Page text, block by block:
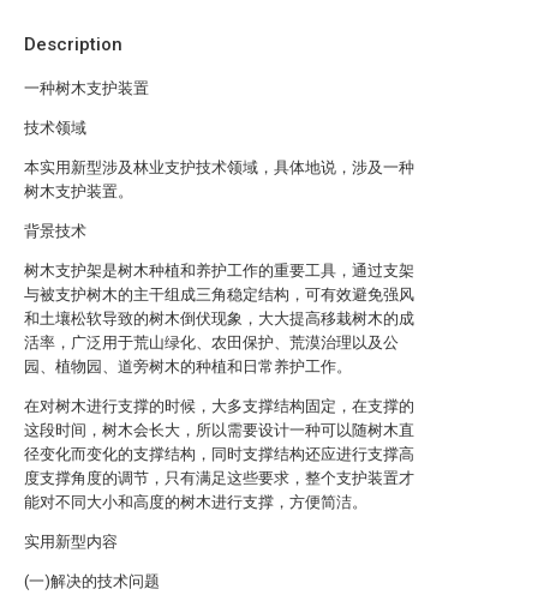
Description
一种树木支护装置
技术领域
本实用新型涉及林业支护技术领域，具体地说，涉及一种
树木支护装置。
背景技术
树木支护架是树木种植和养护工作的重要工具，通过支架
与被支护树木的主干组成三角稳定结构，可有效避免强风
和土壤松软导致的树木倒伏现象，大大提高移栽树木的成
活率，广泛用于荒山绿化、农田保护、荒漠治理以及公
园、植物园、道旁树木的种植和日常养护工作。
在对树木进行支撑的时候，大多支撑结构固定，在支撑的
这段时间，树木会长大，所以需要设计一种可以随树木直
径变化而变化的支撑结构，同时支撑结构还应进行支撑高
度支撑角度的调节，只有满足这些要求，整个支护装置才
能对不同大小和高度的树木进行支撑，方便简洁。
实用新型内容
(一)解决的技术问题